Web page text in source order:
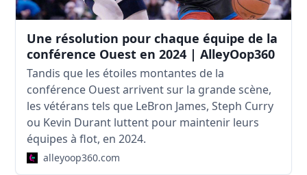
Une résolution pour chaque équipe de la
conférence Ouest en 2024 | AlleyOop360
Tandis que les étoiles montantes de la
conférence Ouest arrivent sur la grande scène,
les vétérans tels que LeBron James, Steph Curry
ou Kevin Durant luttent pour maintenir leurs
équipes à flot, en 2024.
alleyoop360.com